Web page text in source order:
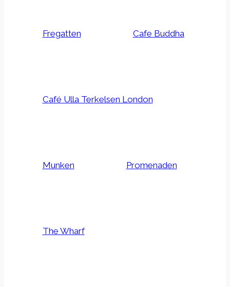
Fregatten Cafe Buddha
Café Ulla Terkelsen London
Munken Promenaden
The Wharf